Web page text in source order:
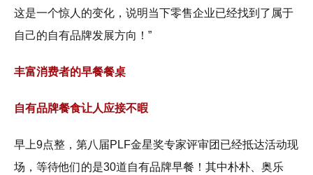
这是一个惊人的变化，说明当下零售企业已经找到了属于
自己的自有品牌发展方向！”
丰富消费者的早餐餐桌
自有品牌餐食让人应接不暇
早上9点整，第八届PLF金星奖专家评审团已经抵达活动现
场，等待他们的是30道自有品牌早餐！其中朴朴、奥乐